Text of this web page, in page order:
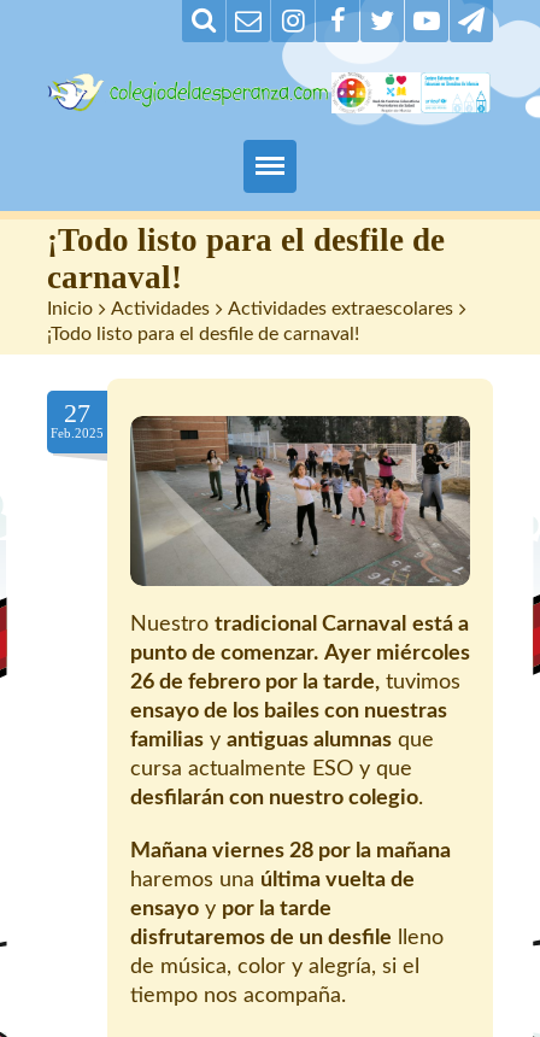
Padres
Alumnos
Maestros
Nuestro centro
Contacto
¡Todo listo para el desfile de
carnaval!
Inicio > Actividades > Actividades extraescolares >
¡Todo listo para el desfile de carnaval!
27
Feb.2025
Nuestro tradicional Carnaval está a
punto de comenzar. Ayer miércoles
26 de febrero por la tarde, tuvimos
ensayo de los bailes con nuestras
familias y antiguas alumnas que
cursa actualmente ESO y que
desfilarán con nuestro colegio.
Mañana viernes 28 por la mañana
haremos una última vuelta de
ensayo y por la tarde
disfrutaremos de un desfile lleno
de música, color y alegría, si el
tiempo nos acompaña.